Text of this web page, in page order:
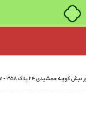
24 پلاک 358 - 09016567117